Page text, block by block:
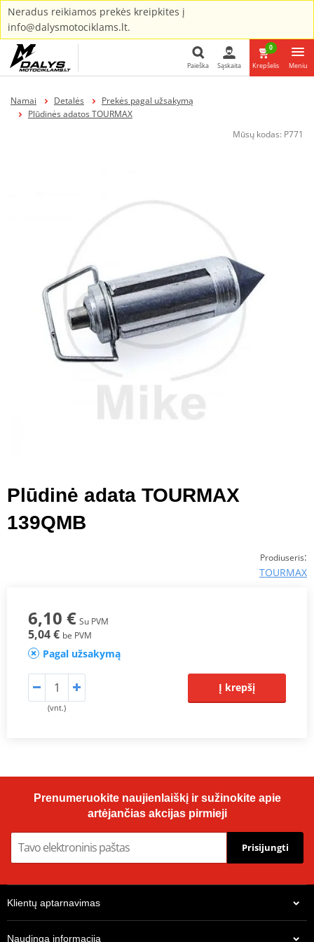
Neradus reikiamos prekės kreipkites į
info@dalysmotociklams.lt.
Paieška Sąskaita
0
Krepšelis Meniu
Namai Detalės
Prekės pagal užsakymą
Plūdinės adatos TOURMAX
Mūsų kodas: P771
Plūdinė adata TOURMAX
139QMB
Prodiuseris:
TOURMAX
6,10 € Su PVM
5,04 € be PVM
Pagal užsakymą
(vnt.)
Į krepšį
Prenumeruokite naujienlaiškį ir sužinokite apie
artėjančias akcijas pirmieji
Prisijungti
Klientų aptarnavimas
Naudinga informacija